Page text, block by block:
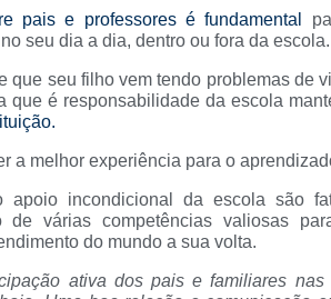
pais e professores é fundamental
seu dia a dia, dentro ou fora da escola.
que seu filho vem tendo problemas de
que é responsabilidade da escola
a melhor experiência para o
apoio incondicional da escola são
de várias competências valiosas
do mundo a sua volta.
ativa dos pais e familiares